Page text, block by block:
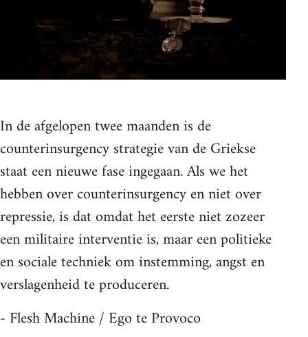
In de afgelopen twee maanden is de
counterinsurgency strategie van de Griekse
staat een nieuwe fase ingegaan. Als we het
hebben over counterinsurgency en niet over
repressie, is dat omdat het eerste niet zozeer
een militaire interventie is, maar een politieke
en sociale techniek om instemming, angst en
verslagenheid te produceren.
- Flesh Machine / Ego te Provoco